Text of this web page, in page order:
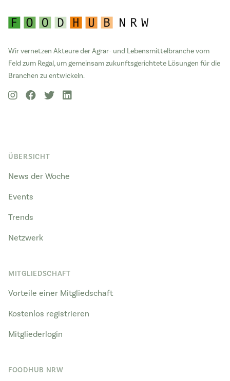
Wir vernetzen Akteure der Agrar- und Lebensmittelbranche vom
Feld zum Regal, um gemeinsam zukunftsgerichtete Lösungen für die
Branchen zu entwickeln.
ÜBERSICHT
News der Woche
Events
Trends
Netzwerk
MITGLIEDSCHAFT
Vorteile einer Mitgliedschaft
Kostenlos registrieren
Mitgliederlogin
FOODHUB NRW